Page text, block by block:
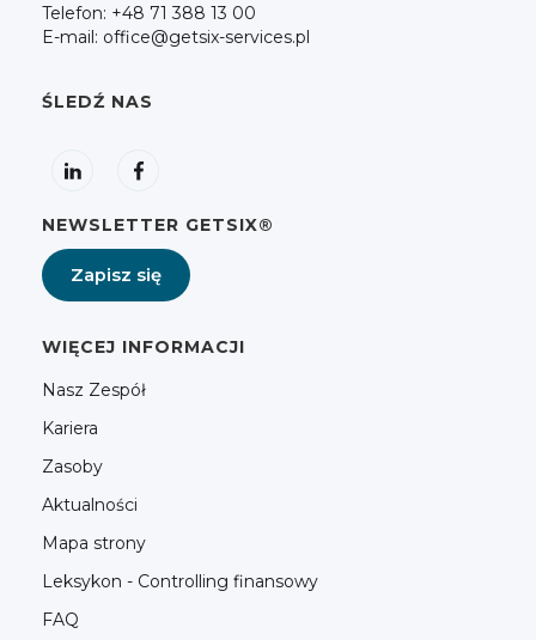
Telefon: +48 71 388 13 00
E-mail: office@getsix-services.pl
ŚLEDŹ NAS
NEWSLETTER GETSIX®
Zapisz się
WIĘCEJ INFORMACJI
Nasz Zespół
Kariera
Zasoby
Aktualności
Mapa strony
Leksykon - Controlling finansowy
FAQ